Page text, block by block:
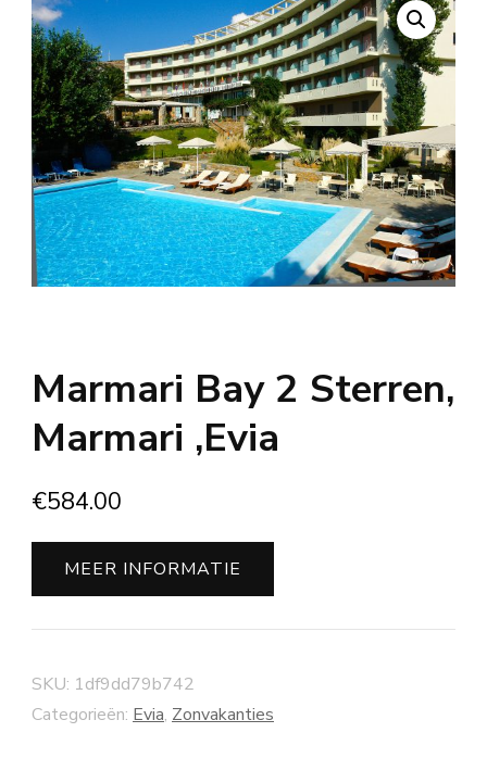
Marmari Bay 2 Sterren,
Marmari ,Evia
€584.00
MEER INFORMATIE
SKU: 1df9dd79b742
Categorieën: Evia, Zonvakanties